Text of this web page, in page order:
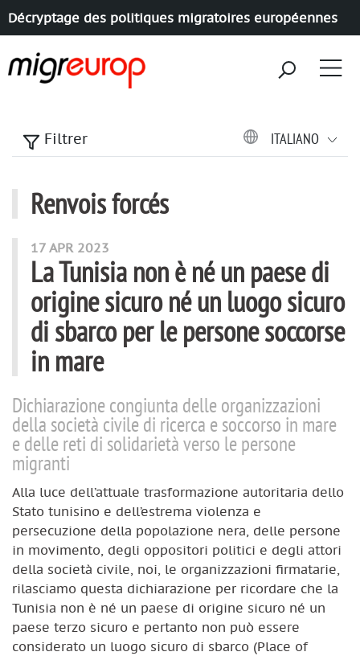
Décryptage des politiques migratoires européennes
Filtrer ITALIANO
Renvois forcés
articles mots
17 APR 2023
La Tunisia non è né un paese di
origine sicuro né un luogo sicuro
di sbarco per le persone soccorse
in mare
Dichiarazione congiunta delle organizzazioni
della società civile di ricerca e soccorso in mare
e delle reti di solidarietà verso le persone
migranti
Alla luce dell’attuale trasformazione autoritaria dello
Stato tunisino e dell’estrema violenza e
persecuzione della popolazione nera, delle persone
in movimento, degli oppositori politici e degli attori
della società civile, noi, le organizzazioni firmatarie,
rilasciamo questa dichiarazione per ricordare che la
Tunisia non è né un paese di origine sicuro né un
paese terzo sicuro e pertanto non può essere
considerato un luogo sicuro di sbarco (Place of